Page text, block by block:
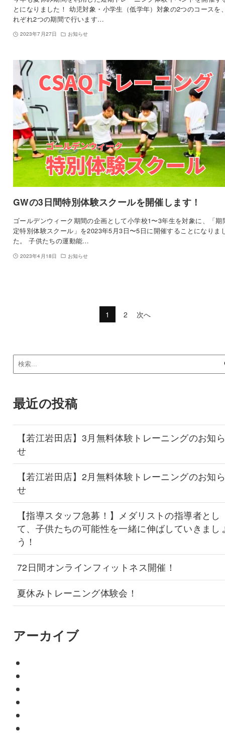
とになりました！ 幼児対象・小学生（低学年）対象の2つのコースを
れぞれ2つの期間で行います…
2023年7月27日 お知らせ
GWの3日間特別体験スクールを開催します！
ゴールデンウィーク期間の企画として小学校1〜3年生を対象に、「期
定特別体験スクール」を2023年5月3日〜5日に開催することになりま
た。 子供たちの運動能…
2023年4月18日 お知らせ
1 2 次へ
最近の投稿
【若江岩田店】3月無料体験トレーニングのお知
せ
【若江岩田店】2月無料体験トレーニングのお知
せ
【指導スタッフ急募！】メダリストの指導者とし
て、子供たちの可能性を一緒に伸ばしていきまし
う！
72日間オンラインフィットネス開催！
夏休みトレーニング体験会！
アーカイブ